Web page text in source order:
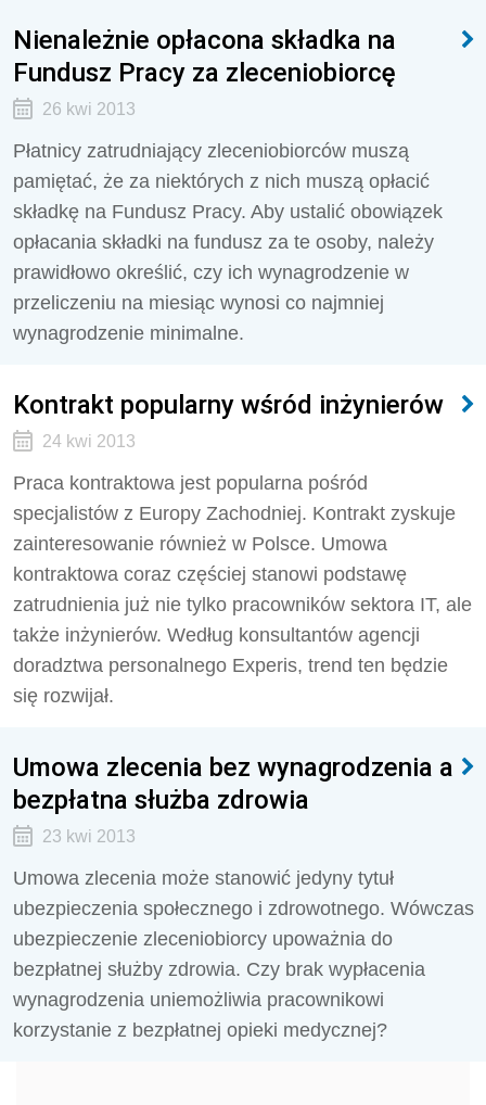
Nienależnie opłacona składka na
Fundusz Pracy za zleceniobiorcę
26 kwi 2013
Płatnicy zatrudniający zleceniobiorców muszą
pamiętać, że za niektórych z nich muszą opłacić
składkę na Fundusz Pracy. Aby ustalić obowiązek
opłacania składki na fundusz za te osoby, należy
prawidłowo określić, czy ich wynagrodzenie w
przeliczeniu na miesiąc wynosi co najmniej
wynagrodzenie minimalne.
Kontrakt popularny wśród inżynierów
24 kwi 2013
Praca kontraktowa jest popularna pośród
specjalistów z Europy Zachodniej. Kontrakt zyskuje
zainteresowanie również w Polsce. Umowa
kontraktowa coraz częściej stanowi podstawę
zatrudnienia już nie tylko pracowników sektora IT, ale
także inżynierów. Według konsultantów agencji
doradztwa personalnego Experis, trend ten będzie
się rozwijał.
Umowa zlecenia bez wynagrodzenia a
bezpłatna służba zdrowia
23 kwi 2013
Umowa zlecenia może stanowić jedyny tytuł
ubezpieczenia społecznego i zdrowotnego. Wówczas
ubezpieczenie zleceniobiorcy upoważnia do
bezpłatnej służby zdrowia. Czy brak wypłacenia
wynagrodzenia uniemożliwia pracownikowi
korzystanie z bezpłatnej opieki medycznej?